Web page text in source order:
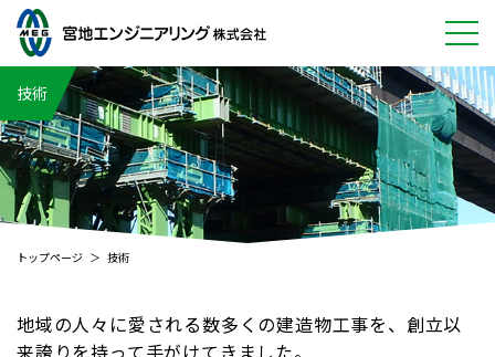
宮地エンジニアリングについて
事業紹介
技術
サイトマップ
技術
トップページ 技術
地域の人々に愛される数多くの建造物工事を、創立以
来誇りを持って手がけてきました。